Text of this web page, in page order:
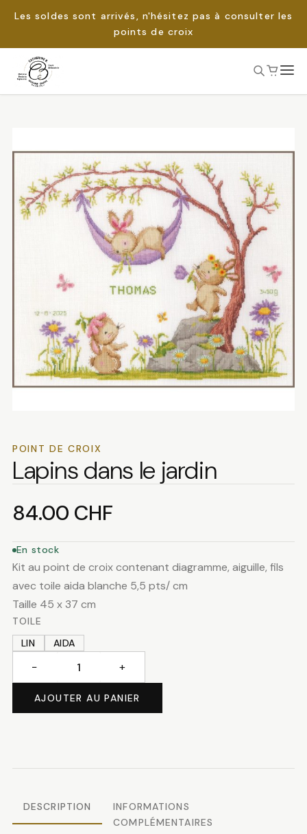
Les soldes sont arrivés, n'hésitez pas à consulter les
points de croix
Passer
POINT DE CROIX
Lapins dans le jardin
84.00 CHF
En stock
Kit au point de croix contenant diagramme, aiguille, fils
avec toile aida blanche 5,5 pts/ cm
Taille 45 x 37 cm
TOILE
LIN
AIDA
Lapins
jardin
− +
AJOUTER AU PANIER
DESCRIPTION
INFORMATIONS
COMPLÉMENTAIRES